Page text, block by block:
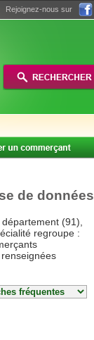
Rejoignez-nous sur
de données
département (91),
regroupe :